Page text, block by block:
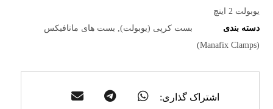
یوبولت 2 اینچ
دسته بندی
بست کرپی (یوبولت) بست های مانافیکس
(Manafix Clamps)